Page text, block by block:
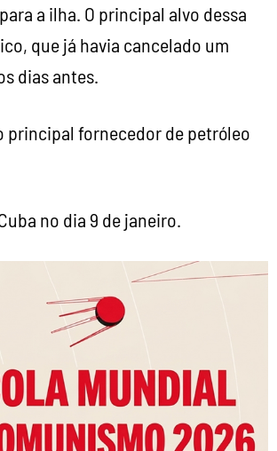
a ilha. O principal alvo dessa
que já havia cancelado um
dias antes.
principal fornecedor de petróleo
no dia 9 de janeiro.